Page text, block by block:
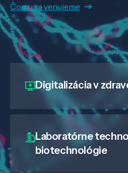
Čomu sa venujeme
Digitalizáciav
Laboratórne
biotechnológie